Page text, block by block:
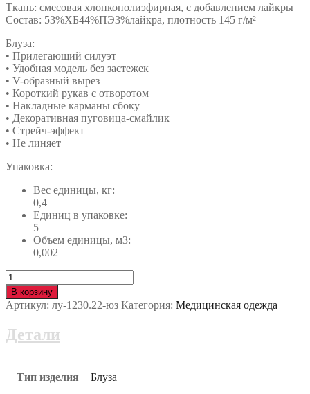
Ткань: смесовая хлопкополиэфирная, с добавлением лайкры
Состав: 53%ХБ44%ПЭ3%лайкра, плотность 145 г/м²
Блуза:
• Прилегающий силуэт
• Удобная модель без застежек
• V-образный вырез
• Короткий рукав с отворотом
• Накладные карманы сбоку
• Декоративная пуговица-смайлик
• Стрейч-эффект
• Не линяет
Упаковка:
Вес единицы, кг:
0,4
Единиц в упаковке:
5
Объем единицы, м3:
0,002
Количество
Блуза
Альфа
лу-1230.22-
В корзину
Артикул: лу-1230.22-юз Категория: Медицинская одежда
Детали
Тип изделия Блуза